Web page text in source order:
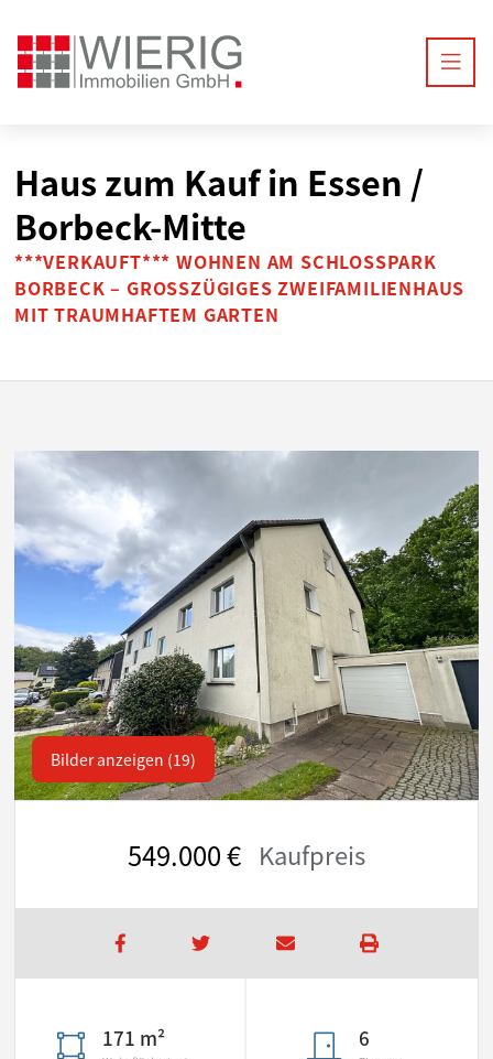
Haus zum Kauf in Essen /
Borbeck-Mitte
***VERKAUFT*** WOHNEN AM SCHLOSSPARK
BORBECK – GROSSZÜGIGES ZWEIFAMILIENHAUS M
IT TRAUMHAFTEM GARTEN
Bilder anzeigen (19)
549.000 € Kaufpreis
171 m² 6